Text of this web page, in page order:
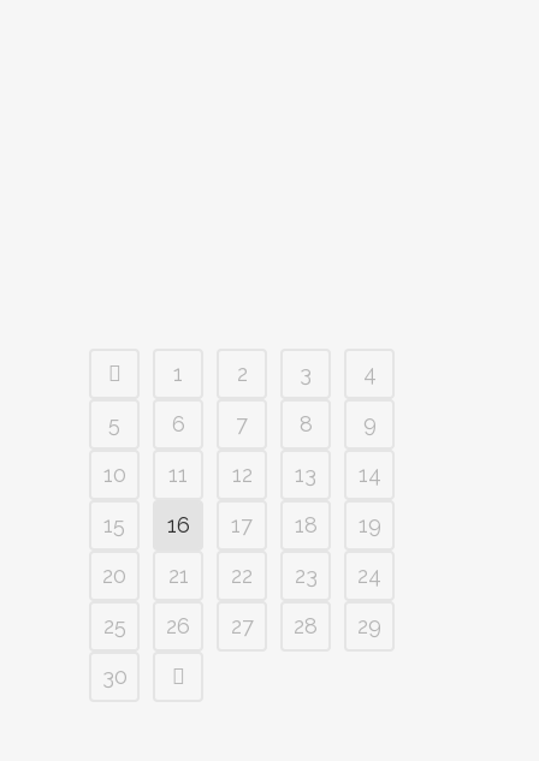
1 2 3
4
5
6 7 8
9
10
11 12 13
14
15
16 17 18
19
20
21 22 23
24
25
26 27 28
29
30